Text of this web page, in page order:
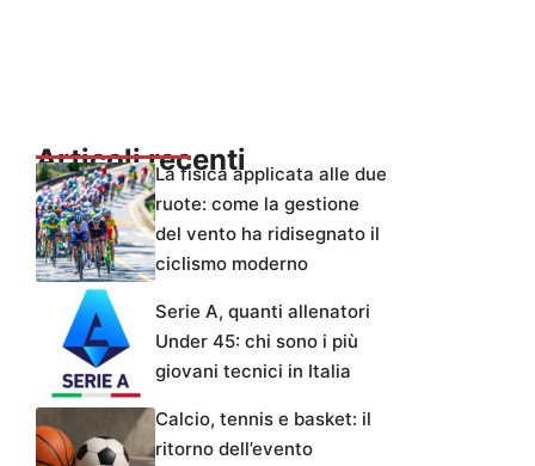
Articoli recentiLa fisica applicata alle due
ruote: come la gestione
del vento ha ridisegnato il
ciclismo moderno
Serie A, quanti allenatori
Under 45: chi sono i più
giovani tecnici in Italia
Calcio, tennis e basket: il
ritorno dell’evento